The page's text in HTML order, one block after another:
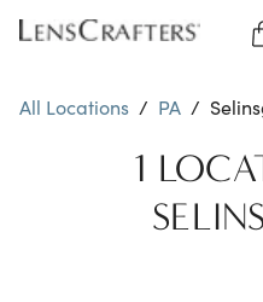
EYE GLASSES
SUNGLASSES
CONTACT
All Locations / PA /
1